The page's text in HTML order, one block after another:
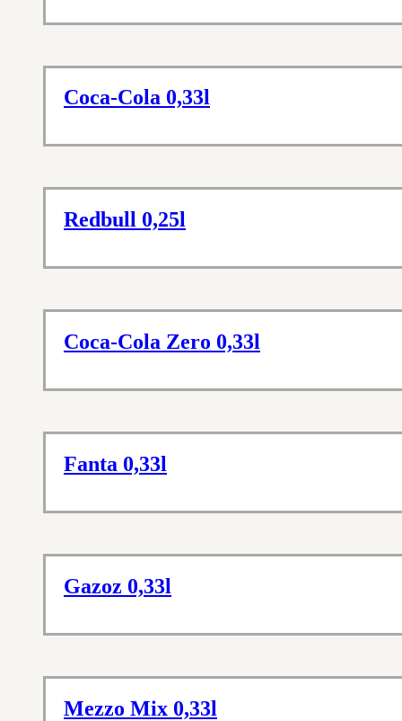
Coca-Cola 0,33l
Redbull 0,25l
Coca-Cola Zero 0,33l
Fanta 0,33l
Gazoz 0,33l
Mezzo Mix 0,33l